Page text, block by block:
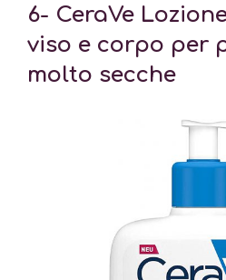
6- CeraVe
viso e corpo per
molto secche